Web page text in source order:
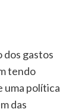
dos gastos
tendo
uma política
das